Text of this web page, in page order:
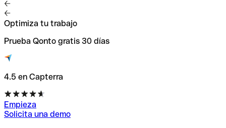
Optimiza tu trabajo
Prueba Qonto gratis 30 días
4.5 en Capterra
Empieza
Solicita una demo